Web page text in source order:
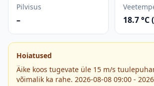
Pilvisus
– 18.7
Hoiatused
Äike koos tugevate üle 15 m/s
võimalik ka rahe. 2026-08-08 09:00 -